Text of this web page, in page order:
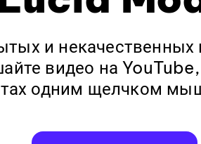
и
видео на
одним щелчком